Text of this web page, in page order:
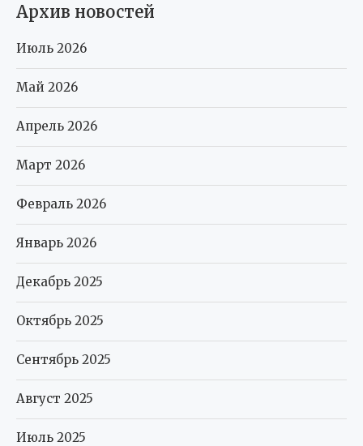
Архив новостей
Июль 2026
Май 2026
Апрель 2026
Март 2026
Февраль 2026
Январь 2026
Декабрь 2025
Октябрь 2025
Сентябрь 2025
Август 2025
Июль 2025